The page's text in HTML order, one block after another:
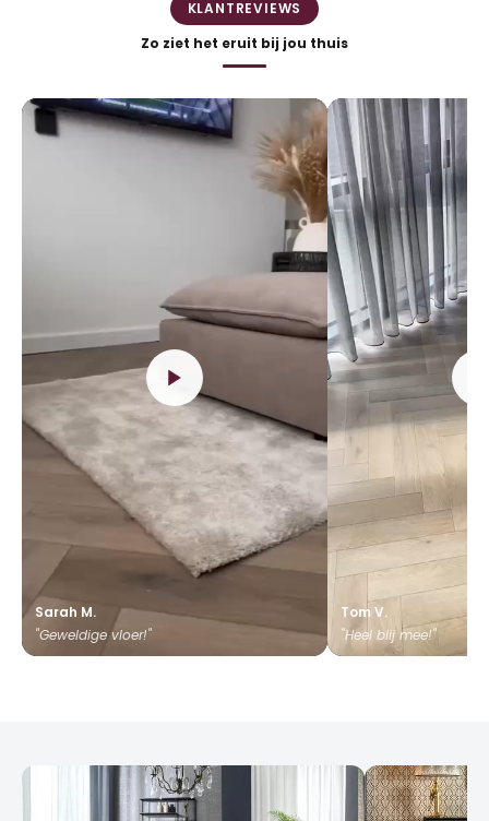
KLANTREVIEWS
Zo ziet het eruit bij jou thuis
Sarah M.
"Geweldige vloer!"
Tom V.
"Heel blij mee!"